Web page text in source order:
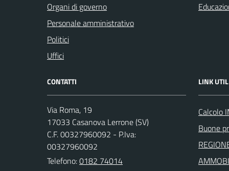
Organi di governo
Personale amministrativo
Politici
Uffici
CONTATTI
Via Roma, 19
17033 Casanova Lerrone (SV)
C.F. 00327960092 - P.Iva:
00327960092
Telefono:0182 74014
LINK
Calcolo
Buone